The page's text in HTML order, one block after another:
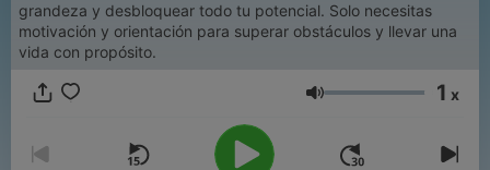
grandeza y desbloquear todo tu potencial. Solo necesitas
motivación y orientación para superar obstáculos y llevar una
vida con propósito.
Volumen 1 x